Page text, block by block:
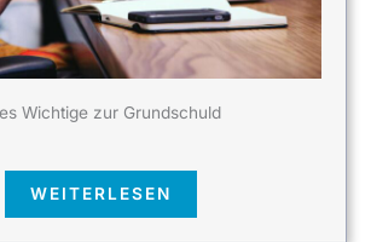
Wichtige zur Grundschuld
WEITERLESEN